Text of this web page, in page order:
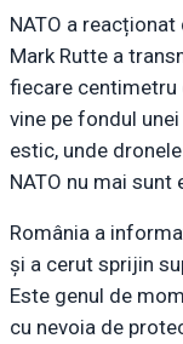
NATO a
Mark Rutte a
fiecare centimetru
vine pe fondul
estic, unde
NATO nu mai sunt
România a
și a cerut sprijin
Este genul de
cu nevoia de